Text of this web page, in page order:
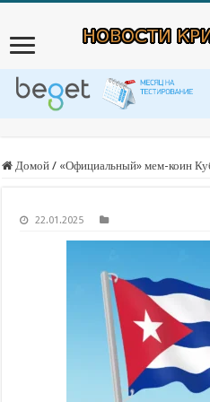
Домой / «Официальный» мем-коин
22.01.2025